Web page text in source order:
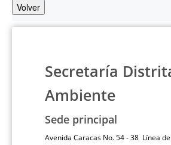
Volver
Secretaría
Ambiente
Sede principal
Avenida Caracas No. 54 - 38 Línea